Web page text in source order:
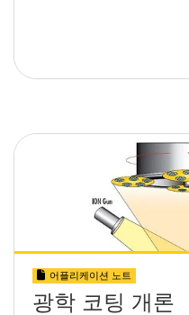
어플리케이션 노트
광학 코팅 개론